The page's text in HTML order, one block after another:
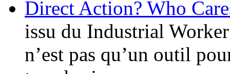
Direct Action? Who
issu du Industrial
n’est pas qu’un outil